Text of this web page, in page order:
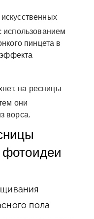
использованием
пинцета в
эффекта
на ресницы
они
ворса.
фотоидеи
пола